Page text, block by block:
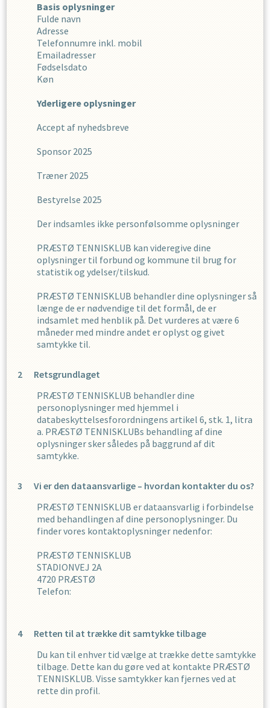
Basis oplysninger
Fulde navn
Adresse
Telefonnumre inkl. mobil
Emailadresser
Fødselsdato
Køn
Yderligere oplysninger
Accept af nyhedsbreve
Sponsor 2025
Træner 2025
Bestyrelse 2025
Der indsamles ikke personfølsomme oplysninger
PRÆSTØ TENNISKLUB kan videregive dine
oplysninger til forbund og kommune til brug for
statistik og ydelser/tilskud.
PRÆSTØ TENNISKLUB behandler dine oplysninger så
længe de er nødvendige til det formål, de er
indsamlet med henblik på. Det vurderes at være 6
måneder med mindre andet er oplyst og givet
samtykke til.
Retsgrundlaget
PRÆSTØ TENNISKLUB behandler dine
personoplysninger med hjemmel i
databeskyttelsesforordningens artikel 6, stk. 1, litra
a. PRÆSTØ TENNISKLUBs behandling af dine
oplysninger sker således på baggrund af dit
samtykke.
Vi er den dataansvarlige – hvordan kontakter du os?
PRÆSTØ TENNISKLUB er dataansvarlig i forbindelse
med behandlingen af dine personoplysninger. Du
finder vores kontaktoplysninger nedenfor:
PRÆSTØ TENNISKLUB
STADIONVEJ 2A
4720 PRÆSTØ
Telefon:
Retten til at trække dit samtykke tilbage
Du kan til enhver tid vælge at trække dette samtykke
tilbage. Dette kan du gøre ved at kontakte PRÆSTØ
TENNISKLUB. Visse samtykker kan fjernes ved at
rette din profil.